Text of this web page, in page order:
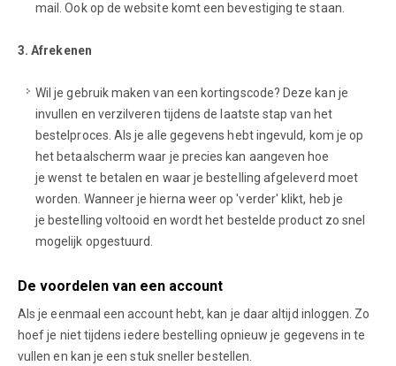
mail. Ook op de website komt een bevestiging te staan.
3. Afrekenen
Wil je gebruik maken van een kortingscode? Deze kan je
invullen en verzilveren tijdens de laatste stap van het
bestelproces. Als je alle gegevens hebt ingevuld, kom je op
het betaalscherm waar je precies kan aangeven hoe
je wenst te betalen en waar je bestelling afgeleverd moet
worden. Wanneer je hierna weer op 'verder' klikt, heb je
je bestelling voltooid en wordt het bestelde product zo snel
mogelijk opgestuurd.
De voordelen van een account
Als je eenmaal een account hebt, kan je daar altijd inloggen. Zo
hoef je niet tijdens iedere bestelling opnieuw je gegevens in te
vullen en kan je een stuk sneller bestellen.